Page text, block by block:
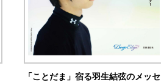
「ことだま」宿る羽生結弦のメッセ